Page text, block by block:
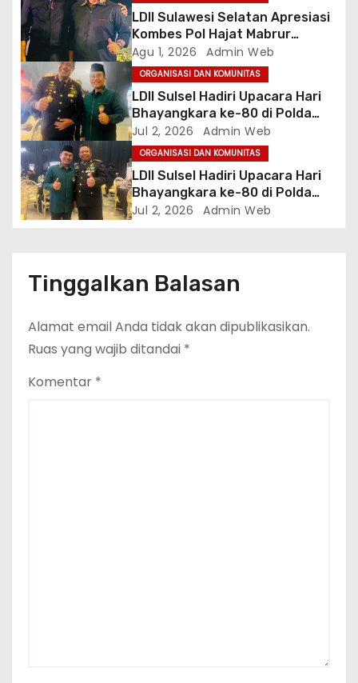
s
LDII Sulawesi Selatan Apresiasi
Kombes Pol Hajat Mabrur
Bujangga, Sambut Dirintelkam
Baru Kombes Pol Dulfi Muis
Agu 1, 2026 Admin Web
ORGANISASI DAN KOMUNITAS
LDII Sulsel Hadiri Upacara Hari
Bhayangkara ke-80 di Polda
Sulsel, Tegaskan Komitmen
Sinergi Jaga Kamtibmas
Jul 2, 2026 Admin Web
ORGANISASI DAN KOMUNITAS
LDII Sulsel Hadiri Upacara Hari
Bhayangkara ke-80 di Polda
Sulsel, Tegaskan Komitmen
Jul 2, 2026 Admin Web
Tinggalkan Balasan
Alamat email Anda tidak akan dipublikasikan.
Ruas yang wajib ditandai *
Komentar *